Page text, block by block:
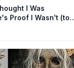
I Was
Proof I Wasn't (top
player)